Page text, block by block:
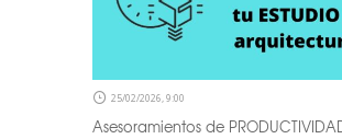
25/02/2026, 9:00
Asesoramientos de